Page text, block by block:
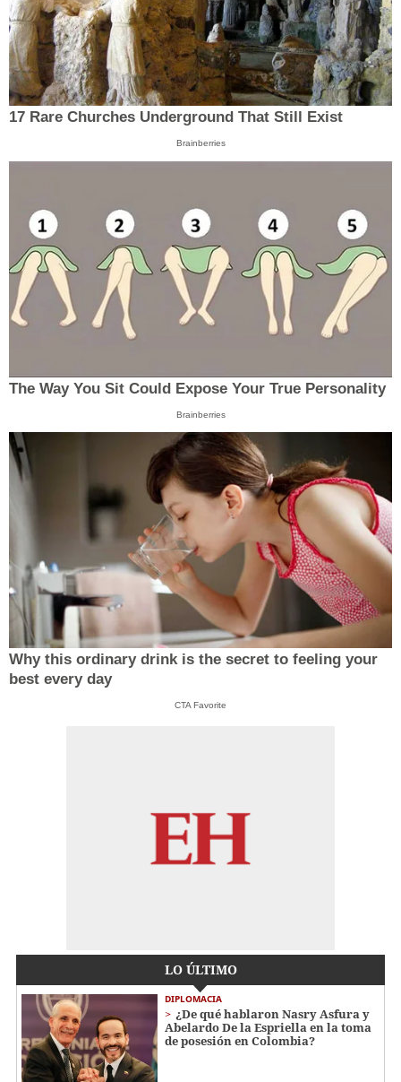
17 Rare Churches Underground That Still Exist
Brainberries
The Way You Sit Could Expose Your True Personality
Brainberries
Why this ordinary drink is the secret to feeling your
best every day
CTA Favorite
LO ÚLTIMO
DIPLOMACIA
¿De qué hablaron Nasry Asfura y
Abelardo De la Espriella en la toma
de posesión en Colombia?